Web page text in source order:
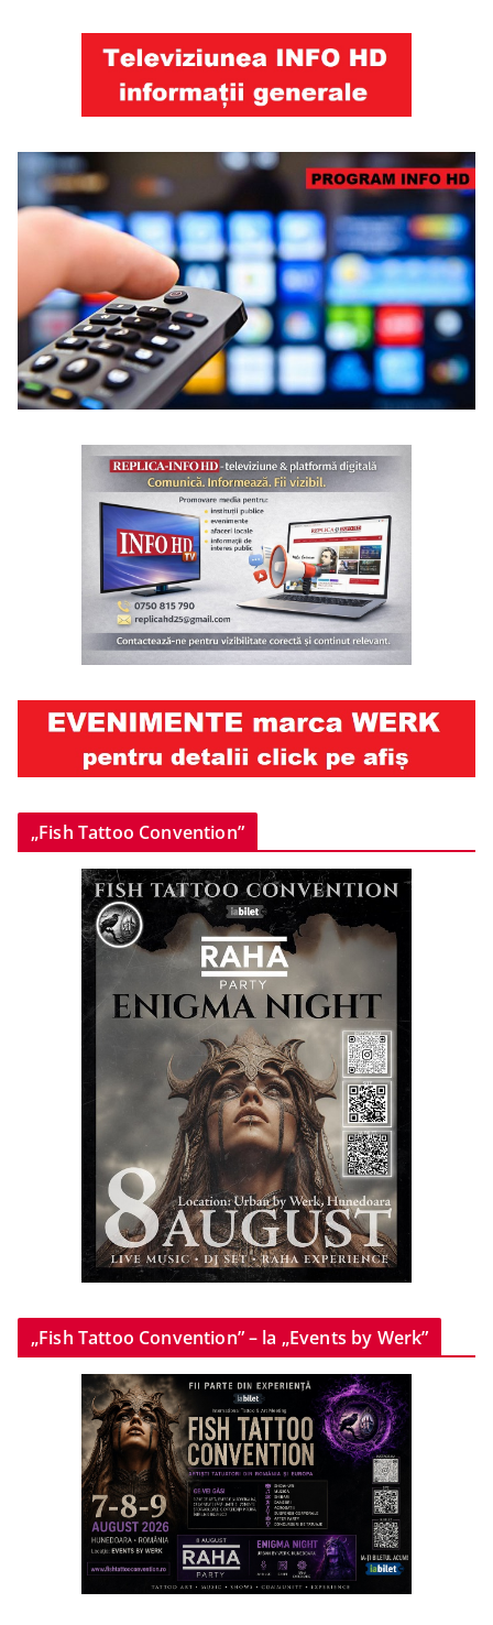
„Fish Tattoo Convention”
„Fish Tattoo Convention” – la „Events by Werk”